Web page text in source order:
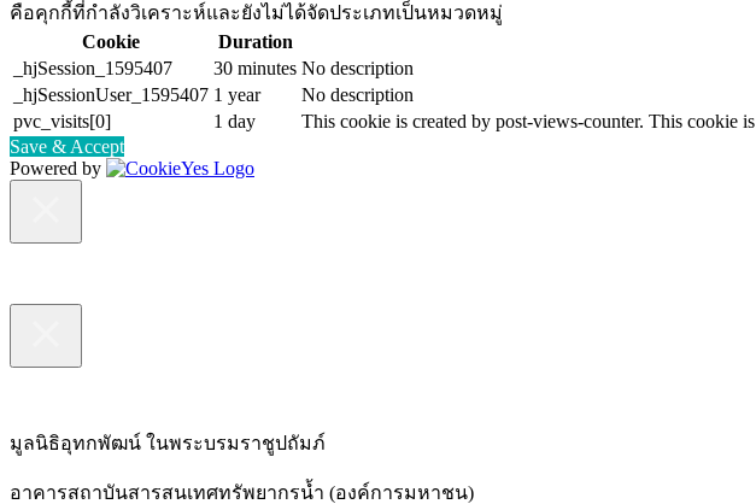
คือคุกกี้ที่กำลังวิเคราะห์และยังไม่ได้จัดประเภทเป็นหมวดหมู่
Cookie
Duration
_hjSession_1595407
30 minutes No description
_hjSessionUser_1595407 1 year
No description
pvc_visits[0]
1 day
This cookie is created by post-views-counter. This cookie
Save & Accept
Powered by
มูลนิธิอุทกพัฒน์ ในพระบรมราชูปถัมภ์
อาคารสถาบันสารสนเทศทรัพยากรน้ำ (องค์การมหาชน)